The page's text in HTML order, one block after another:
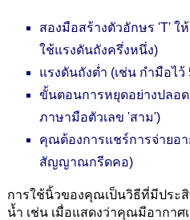
สองมือสร้างตัวอักษร 'T'
ใช้แรงดันถังครึ่งหนึ่ง)
แรงดันถังต่ำ (เช่น กำมือไว้
ขั้นตอนการหยุดอย่างปลอ
ภาษามือตัวเลข 'สาม')
คุณต้องการแชร์การจ่ายอ
สัญญาณกรีดคอ)
การใช้นิ้วของคุณเป็นวิธีที่มีประ
น้ำ เช่น เมื่อแสดงว่าคุณมีอากาศ